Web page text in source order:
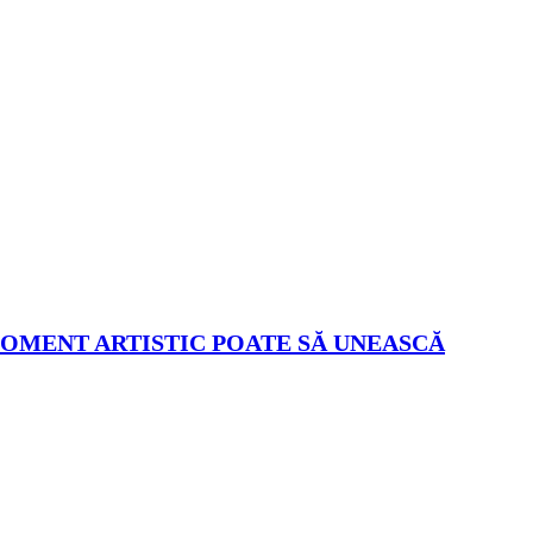
ARTISTIC POATE SĂ UNEASCĂ